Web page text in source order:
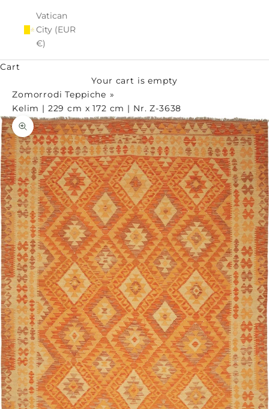
Vatican
City (EUR
€)
Cart
Your cart is empty
Zomorrodi Teppiche
Kelim | 229 cm x 172 cm | Nr. Z-3638
Zoom picture